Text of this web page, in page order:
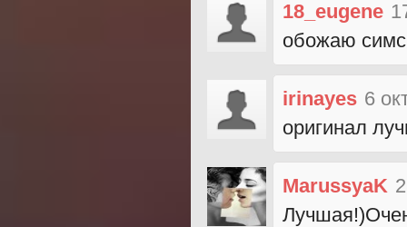
18_eugene
обожаю симс
irinayes 6
оригинал
MarussyaK